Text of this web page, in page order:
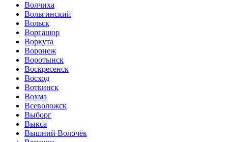
Волчиха
Вольгинский
Вольск
Воргашор
Воркута
Воронеж
Воротынск
Воскресенск
Восход
Воткинск
Вохма
Всеволожск
Выборг
Выкса
Вышний Волочёк